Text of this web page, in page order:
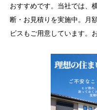
おすすめです。当社では、
断・お見積りを実施中。月
ビスもご用意しています。